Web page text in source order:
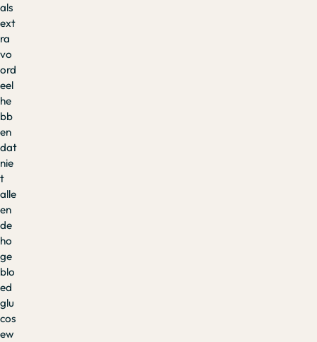
als
ext
ra
vo
ord
eel
he
bb
en
dat
nie
t
alle
en
de
ho
ge
blo
ed
glu
cos
ew